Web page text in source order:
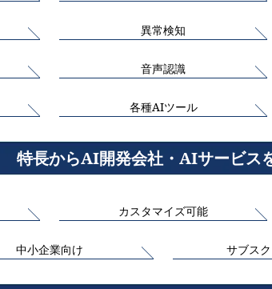
異常検知
音声認識
各種AIツール
特長からAI開発会社・AIサービス
カスタマイズ可能
中小企業向け サブス